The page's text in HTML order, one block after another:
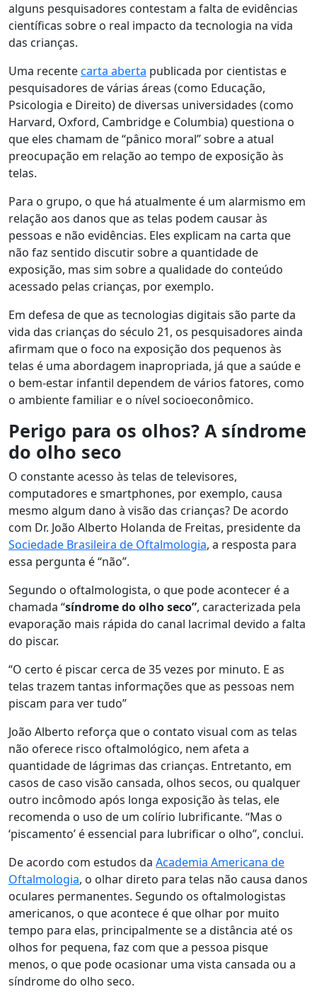
alguns pesquisadores contestam a falta de evidências
científicas sobre o real impacto da tecnologia na vida
das crianças.
Uma recentecarta aberta publicada por cientistas e
pesquisadores de várias áreas (como Educação,
Psicologia e Direito) de diversas universidades (como
Harvard, Oxford, Cambridge e Columbia) questiona o
que eles chamam de “pânico moral” sobre a atual
preocupação em relação ao tempo de exposição às
telas.
Para o grupo, o que há atualmente é um alarmismo em
relação aos danos que as telas podem causar às
pessoas e não evidências. Eles explicam na carta que
não faz sentido discutir sobre a quantidade de
exposição, mas sim sobre a qualidade do conteúdo
acessado pelas crianças, por exemplo.
Em defesa de que as tecnologias digitais são parte da
vida das crianças do século 21, os pesquisadores ainda
afirmam que o foco na exposição dos pequenos às
telas é uma abordagem inapropriada, já que a saúde e
o bem-estar infantil dependem de vários fatores, como
o ambiente familiar e o nível socioeconômico.
Perigo para os olhos? A síndrome
do olho seco
O constante acesso às telas de televisores,
computadores e smartphones, por exemplo, causa
mesmo algum dano à visão das crianças? De acordo
com Dr. João Alberto Holanda de Freitas, presidente da
Sociedade Brasileira de Oftalmologia, a resposta para
essa pergunta é “não”.
Segundo o oftalmologista, o que pode acontecer é a
chamada “síndrome do olho seco”, caracterizada pela
evaporação mais rápida do canal lacrimal devido a falta
do piscar.
“O certo é piscar cerca de 35 vezes por minuto. E as
telas trazem tantas informações que as pessoas nem
piscam para ver tudo”
João Alberto reforça que o contato visual com as telas
não oferece risco oftalmológico, nem afeta a
quantidade de lágrimas das crianças. Entretanto, em
casos de caso visão cansada, olhos secos, ou qualquer
outro incômodo após longa exposição às telas, ele
recomenda o uso de um colírio lubrificante. “Mas o
‘piscamento’ é essencial para lubrificar o olho”, conclui.
De acordo com estudos da Academia Americana de
Oftalmologia, o olhar direto para telas não causa danos
oculares permanentes. Segundo os oftalmologistas
americanos, o que acontece é que olhar por muito
tempo para elas, principalmente se a distância até os
olhos for pequena, faz com que a pessoa pisque
menos, o que pode ocasionar uma vista cansada ou a
síndrome do olho seco.